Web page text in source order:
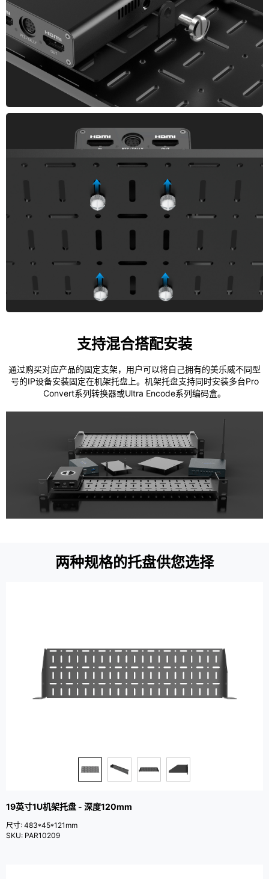
支持混合搭配安装
通过购买对应产品的固定支架，用户可以将自己拥有的美乐威不同型
号的IP设备安装固定在机架托盘上。机架托盘支持同时安装多台Pro
Convert系列转换器或Ultra Encode系列编码盒。
两种规格的托盘供您选择
19英寸1U机架托盘 - 深度120mm
尺寸: 483*45*121mm
SKU: PAR10209